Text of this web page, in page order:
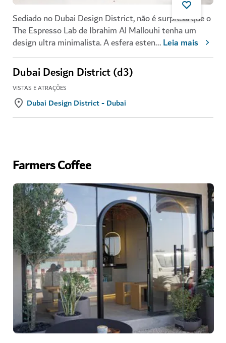
Sediado no Dubai Design District, não é surpresa que o
The Espresso Lab de Ibrahim Al Mallouhi tenha um
design ultra minimalista. A esfera esten...Leia mais
Dubai Design District (d3)
VISTAS E ATRAÇÕES
Dubai Design District - Dubai
Farmers Coffee